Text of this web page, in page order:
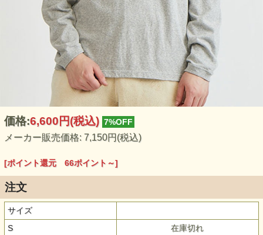
価格:6,600円(税込) 7%OFF
メーカー販売価格: 7,150円(税込)
[ポイント還元 66ポイント～]
注文
サイズ
S
在庫切れ